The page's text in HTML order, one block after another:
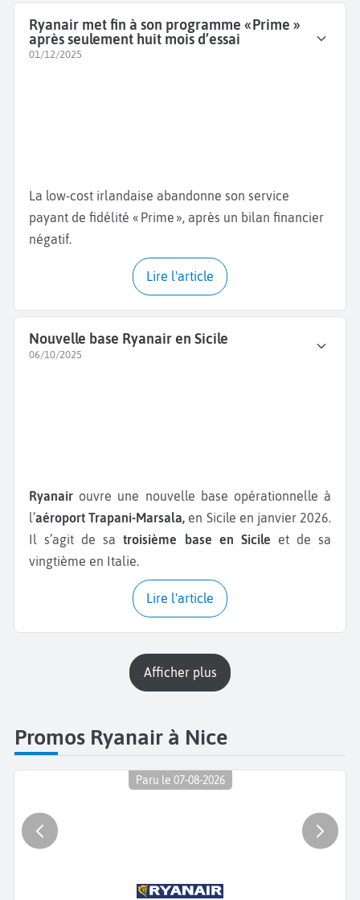
Ryanair met fin à son programme « Prime »
après seulement huit mois d’essai
01/12/2025
La low-cost irlandaise abandonne son service
payant de fidélité « Prime », après un bilan financier
négatif.
Lire l'article
Nouvelle base Ryanair en Sicile
06/10/2025
Ryanair ouvre une nouvelle base opérationnelle à
l’aéroport Trapani-Marsala, en Sicile en janvier 2026.
Il s’agit de satroisième base en Sicile et de sa
vingtième en Italie.
Lire l'article
Afficher plus
Promos Ryanair à Nice
Paru le 07-08-2026